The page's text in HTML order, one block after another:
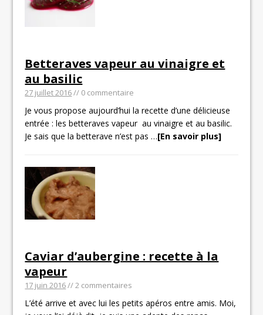
Betteraves vapeur au vinaigre et
au basilic
27 juillet 2016// 0 commentaire
Je vous propose aujourd’hui la recette d’une délicieuse
entrée : les betteraves vapeur au vinaigre et au basilic.
Je sais que la betterave n’est pas…[En savoir plus]
Caviar d’aubergine : recette à la
vapeur
17 juin 2016// 2 commentaires
L’été arrive et avec lui les petits apéros entre amis. Moi,